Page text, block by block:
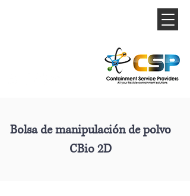
Bolsa de manipulación de polvo
CBio 2D